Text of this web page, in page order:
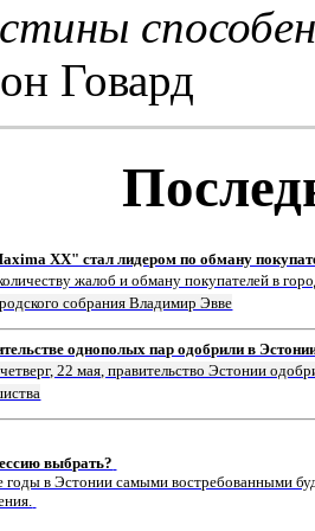
Говард
XX" стал лидером по обману
жалоб и обману покупателей в
собрания Владимир Эвве
однополых пар одобрили в
22 мая, правительство Эстонии
выбрать?
в Эстонии самыми востребованными